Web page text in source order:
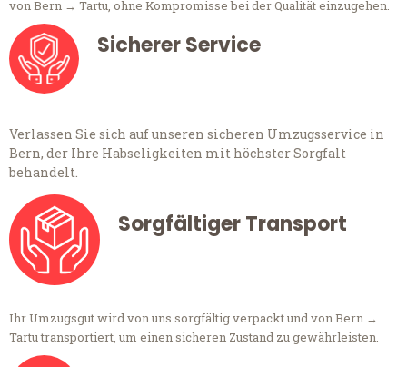
von Bern → Tartu, ohne Kompromisse bei der Qualität einzugehen.
Sicherer Service
Verlassen Sie sich auf unseren sicheren Umzugsservice in
Bern, der Ihre Habseligkeiten mit höchster Sorgfalt
behandelt.
Sorgfältiger Transport
Ihr Umzugsgut wird von uns sorgfältig verpackt und von Bern →
Tartu transportiert, um einen sicheren Zustand zu gewährleisten.